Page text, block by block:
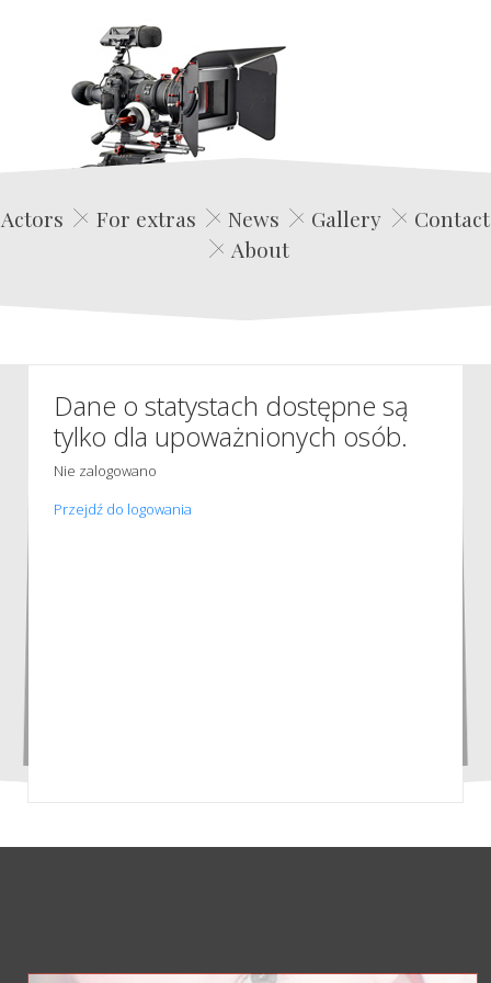
Edwin Film Agencja Aktorska
Actors For extras News Gallery
Contact
About
Dane o statystach dostępne są
tylko dla upoważnionych osób.
Nie zalogowano
Przejdź do logowania